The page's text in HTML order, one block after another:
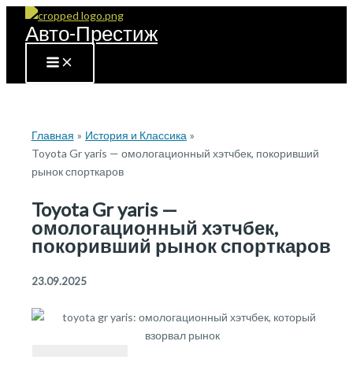
Перейти
Авто-Престиж
Главная
История и Классика
Toyota Gr yaris — омологационный хэтчбек, покоривший
рынок спорткаров
Toyota Gr yaris —
омологационный хэтчбек,
покоривший рынок спорткаров
23.09.2025